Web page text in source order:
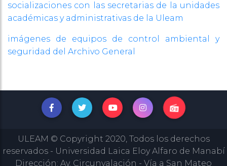
socializaciones con las secretarias de la unidades
académicas y administrativas de la Uleam
imágenes de equipos de control ambiental y
seguridad del Archivo General
ULEAM © Copyright 2020, Todos los derechos
reservados - Universidad Laica Eloy Alfaro de Manabí
Dirección: Av. Circunvalación - Vía a San Mateo